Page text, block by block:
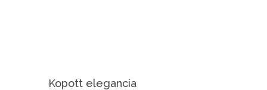
Kopott elegancia